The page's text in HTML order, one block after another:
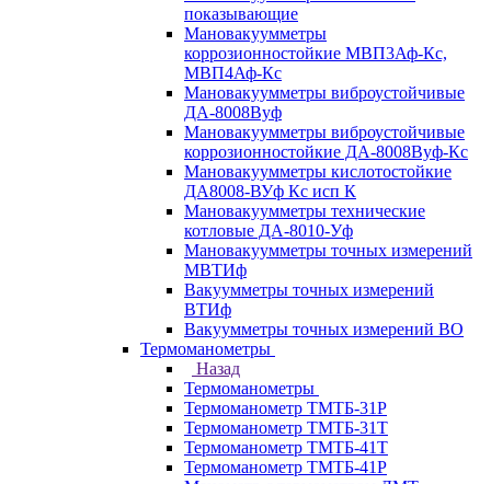
показывающие
Мановакуумметры
коррозионностойкие МВП3Аф-Кс,
МВП4Аф-Кс
Мановакуумметры виброустойчивые
ДА-8008Вуф
Мановакуумметры виброустойчивые
коррозионностойкие ДА-8008Вуф-Кс
Мановакуумметры кислотостойкие
ДА8008-ВУф Кс исп К
Мановакуумметры технические
котловые ДА-8010-Уф
Мановакуумметры точных измерений
МВТИф
Вакуумметры точных измерений
ВТИф
Вакуумметры точных измерений ВО
Термоманометры
Назад
Термоманометры
Термоманометр ТМТБ-31Р
Термоманометр ТМТБ-31Т
Термоманометр ТМТБ-41Т
Термоманометр ТМТБ-41Р